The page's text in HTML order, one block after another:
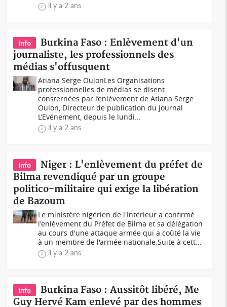
il y a 2 ans
Info
Burkina Faso : Enlèvement d'un
journaliste, les professionnels des
médias s'offusquent
Atiana Serge OulonLes Organisations
professionnelles de médias se disent
consternées par l’enlèvement de Atiana Serge
Oulon, Directeur de publication du journal
L’Evénement, depuis le lundi...
il y a 2 ans
Info
Niger : L'enlèvement du préfet de
Bilma revendiqué par un groupe
politico-militaire qui exige la libération
de Bazoum
Le ministère nigérien de l'Intérieur a confirmé
l'enlèvement du Préfet de Bilma et sa délégation
au cours d'une attaque armée qui a coûté la vie
à un membre de l'armée nationale.Suite à cett...
il y a 2 ans
Info
Burkina Faso : Aussitôt libéré, Me
Guy Hervé Kam enlevé par des hommes